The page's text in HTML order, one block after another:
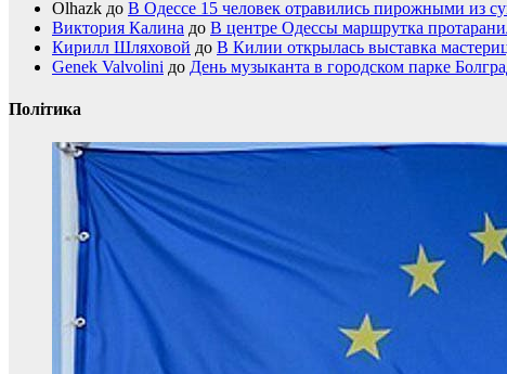
Olhazk до В Одессе 15 человек отравились пирожными из
Виктория Калина до В центре Одессы маршрутка
Кирилл Шляховой до В Килии открылась выставка
Genek Valvolini до День музыканта в городском парке
Політика